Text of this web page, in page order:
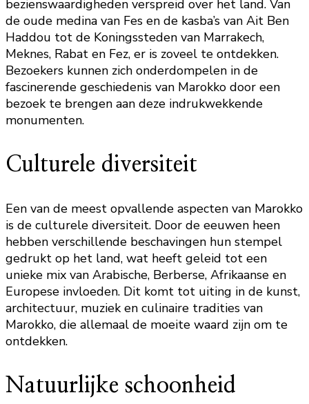
bezienswaardigheden verspreid over het land. Van
de oude medina van Fes en de kasba’s van Ait Ben
Haddou tot de Koningssteden van Marrakech,
Meknes, Rabat en Fez, er is zoveel te ontdekken.
Bezoekers kunnen zich onderdompelen in de
fascinerende geschiedenis van Marokko door een
bezoek te brengen aan deze indrukwekkende
monumenten.
Culturele diversiteit
Een van de meest opvallende aspecten van Marokko
is de culturele diversiteit. Door de eeuwen heen
hebben verschillende beschavingen hun stempel
gedrukt op het land, wat heeft geleid tot een
unieke mix van Arabische, Berberse, Afrikaanse en
Europese invloeden. Dit komt tot uiting in de kunst,
architectuur, muziek en culinaire tradities van
Marokko, die allemaal de moeite waard zijn om te
ontdekken.
Natuurlijke schoonheid